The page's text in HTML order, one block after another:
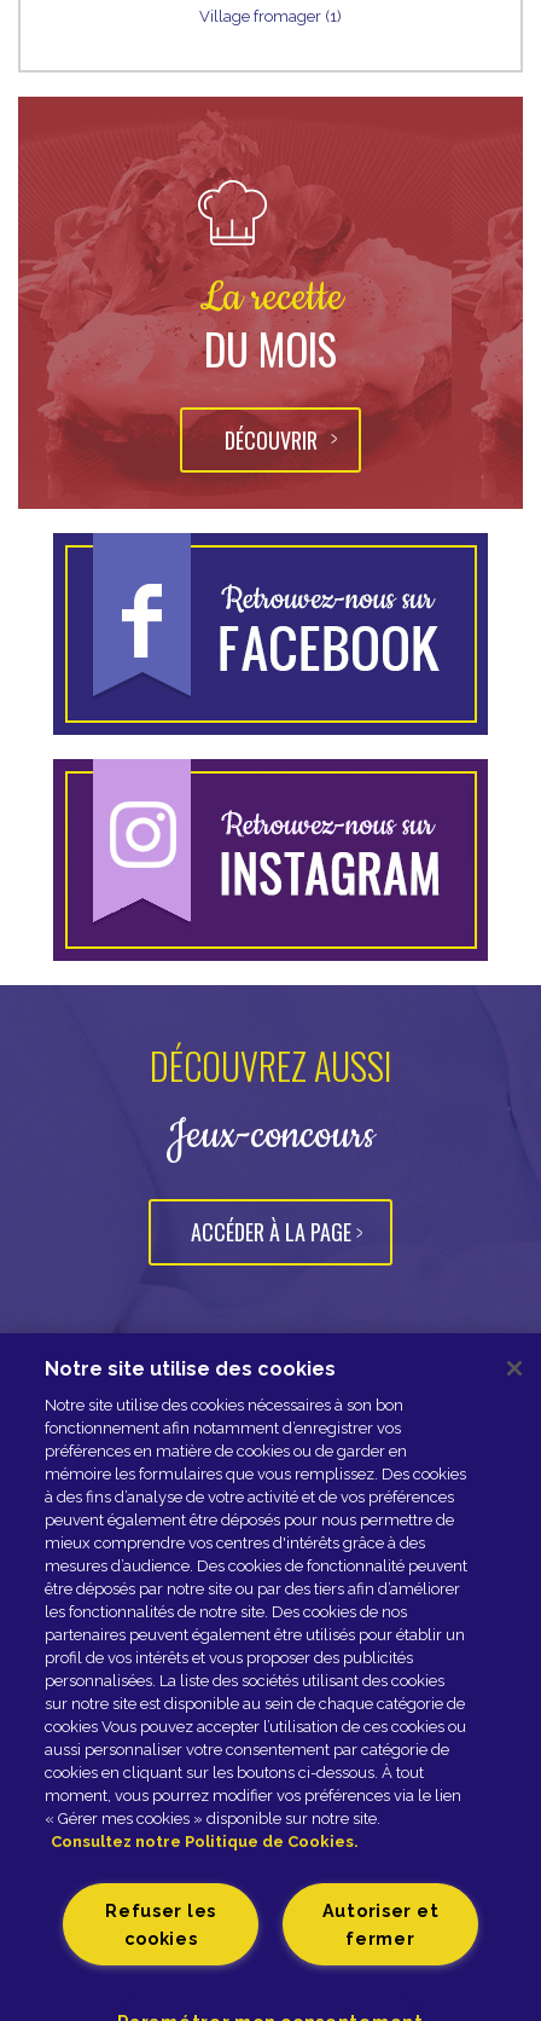
Village fromager (1)
La recette
DU MOIS
DÉCOUVRIR
DÉCOUVREZ AUSSI
Jeux-concours
ACCÉDER À LA PAGE
NOUS CONTACTER
ESPACE PRESSE
NOS PARTENAIRES
Rejoindre le club
EN SAVOIR PLUS
14140 LIVAROT - Tél. 02 31 48 20 00 |
Mentions légales
Politique de Gestion des cookies
Politique de Protection des Données Personnelles
Notre site utilise des cookies
Notre site utilise des cookies nécessaires à son bon
fonctionnement afin notamment d’enregistrer vos
préférences en matière de cookies ou de garder en
mémoire les formulaires que vous remplissez. Des cookies
à des fins d’analyse de votre activité et de vos préférences
peuvent également être déposés pour nous permettre de
mieux comprendre vos centres d'intérêts grâce à des
mesures d’audience. Des cookies de fonctionnalité peuvent
être déposés par notre site ou par des tiers afin d’améliorer
les fonctionnalités de notre site. Des cookies de nos
partenaires peuvent également être utilisés pour établir un
profil de vos intérêts et vous proposer des publicités
personnalisées. La liste des sociétés utilisant des cookies
sur notre site est disponible au sein de chaque catégorie de
cookies Vous pouvez accepter l’utilisation de ces cookies ou
aussi personnaliser votre consentement par catégorie de
cookies en cliquant sur les boutons ci-dessous. À tout
moment, vous pourrez modifier vos préférences via le lien
« Gérer mes cookies » disponible sur notre site.
Consultez notre Politique de Cookies.
Autoriser et
fermer
Refuser les
cookies